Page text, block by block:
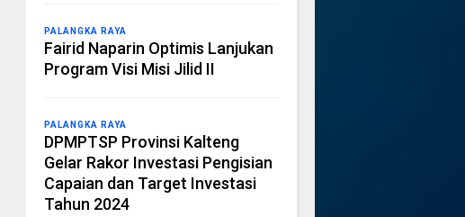
PALANGKA RAYA
Fairid Naparin Optimis Lanjukan
Program Visi Misi Jilid II
PALANGKA RAYA
DPMPTSP Provinsi Kalteng
Gelar Rakor Investasi Pengisian
Capaian dan Target Investasi
Tahun 2024